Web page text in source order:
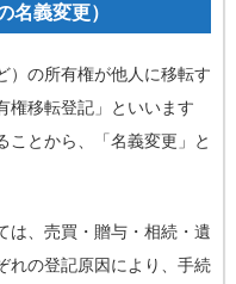
名義変更）
）の所有権が他人に移転す
権移転登記」といいます
ことから、「名義変更」と
は、売買・贈与・相続・遺
れの登記原因により、手続